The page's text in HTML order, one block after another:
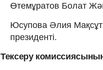
Өтемұратов Болат
Юсупова Әлия
президенті.
Тексеру